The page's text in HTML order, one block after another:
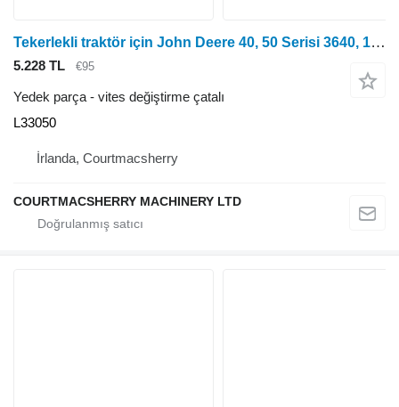
Tekerlekli traktör için John Deere 40, 50 Serisi 3640, 1950 Şanzıman Kontrol Çatalı L33050 vites değiştirme çatalı
5.228 TL €95
Yedek parça - vites değiştirme çatalı
L33050
İrlanda, Courtmacsherry
COURTMACSHERRY MACHINERY LTD